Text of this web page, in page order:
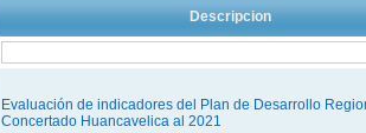
Descripcion
Evaluación de indicadores del Plan de Desarrollo
Concertado Huancavelica al 2021